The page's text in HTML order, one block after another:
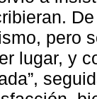
pero
lugar, y